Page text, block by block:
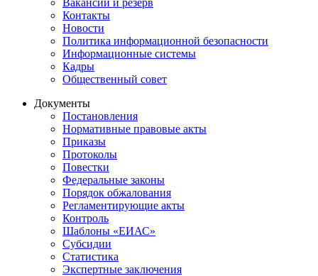
Контакты
Новости
Политика информационной безопасности
Информационные системы
Кадры
Общественный совет
Документы
Постановления
Нормативные правовые акты
Приказы
Протоколы
Повестки
Федеральные законы
Порядок обжалования
Регламентирующие акты
Контроль
Шаблоны «ЕИАС»
Субсидии
Статистика
Экспертные заключения